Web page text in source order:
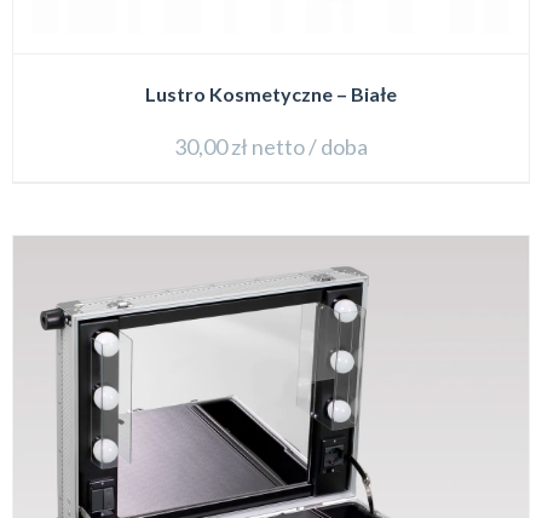
Lustro Kosmetyczne – Białe
30,00zł netto / doba